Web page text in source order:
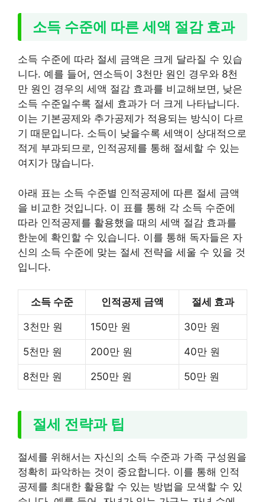
소득 수준에 따른 세액 절감 효과
소득 수준에 따라 절세 금액은 크게 달라질 수 있습
니다. 예를 들어, 연소득이 3천만 원인 경우와 8천
만 원인 경우의 세액 절감 효과를 비교해보면, 낮은
소득 수준일수록 절세 효과가 더 크게 나타납니다.
이는 기본공제와 추가공제가 적용되는 방식이 다르
기 때문입니다. 소득이 낮을수록 세액이 상대적으로
적게 부과되므로, 인적공제를 통해 절세할 수 있는
여지가 많습니다.
아래 표는 소득 수준별 인적공제에 따른 절세 금액
을 비교한 것입니다. 이 표를 통해 각 소득 수준에
따라 인적공제를 활용했을 때의 세액 절감 효과를
한눈에 확인할 수 있습니다. 이를 통해 독자들은 자
신의 소득 수준에 맞는 절세 전략을 세울 수 있을 것
입니다.
소득 수준 인적공제 금액 절세 효과
3천만 원 150만 원 30만 원
5천만 원 200만 원 40만 원
8천만 원 250만 원 50만 원
절세 전략과 팁
절세를 위해서는 자신의 소득 수준과 가족 구성원을
정확히 파악하는 것이 중요합니다. 이를 통해 인적
공제를 최대한 활용할 수 있는 방법을 모색할 수 있